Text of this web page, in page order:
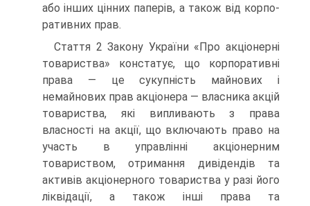
або інших цінних паперів, а також від корпо­
ративних прав.
Стаття 2 Закону України «Про акціонерні
товариства» конста­тує, що корпоративні
права — це сукупність майнових і
немайнових прав акціонера — власника акцій
товариства, які випливають з права
власності на акції, що включають право на
участь в управлінні акціо­нерним
товариством, отримання дивідендів та
активів акціонерного товариства у разі його
ліквідації, а також інші права та